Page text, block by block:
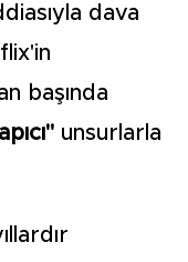
dava
başında
unsurlarla